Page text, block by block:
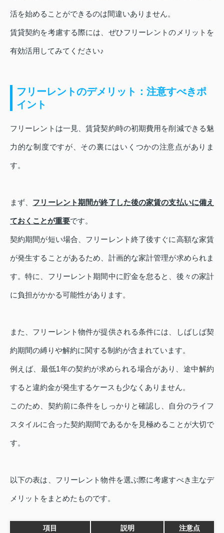
活を始めることができるのは間違いありません。
賃貸契約を考慮する際には、ぜひフリーレントのメリットを
有効活用してみてください♪
フリーレントのデメリット：注意すべきポ
イント
フリーレントは一見、賃貸契約時の初期費用を削減できる魅
力的な制度ですが、その裏にはいくつかの注意点がありま
す。
まず、 フリーレント期間が終了した後の家賃の支払いに備え
ておくことが重要です。
契約期間が短い場合、フリーレント終了後すぐに高額な家賃
が発生することがあるため、計画的な家計管理が求められま
す。特に、フリーレント期間中に貯金を怠ると、後々の家計
に負担がかかる可能性があります。
また、フリーレント物件が提供される条件には、しばしば契
約期間の縛りや解約に関する制約が含まれています。
例えば、最低1年の契約が求められる場合があり、途中解約
すると違約金が発生するケースも少なくありません。
このため、契約前に条件をしっかりと確認し、自分のライフ
スタイルに合った契約期間であるかを見極めることが大切で
す。
以下の表は、フリーレント物件を選ぶ際に考慮すべき主なデ
メリットをまとめたものです。
項目 説明 注意点